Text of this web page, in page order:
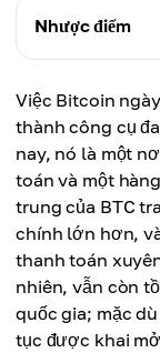
Đặc điểm
chức tài chính
Nguồn cung
với tổng cung
chống lại lạm
Khả năng tiếp
Bitcoin có thể
giới, lý tưởng
Bảo mật:
các giao dịch
bảo minh bạch
Nhược điểm
Biến động:
giá Bitcoin
đầu tư tìm kiếm
Rủi ro pháp lý:
BTC phải đối
chính phủ đưa
Vấn đề mở
tốc độ xử lý và
hạn, có thể
lớn.
Việc Bitcoin
thành công cụ
nay, nó là một
toán và một
trung của BTC
chính lớn hơn,
thanh toán
nhiên, vẫn còn
quốc gia; mặc
tục được khai